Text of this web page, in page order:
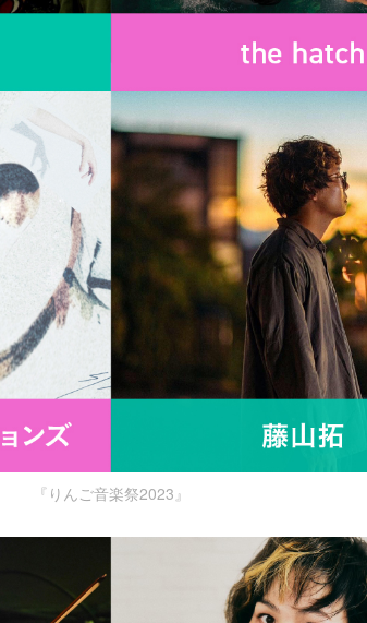
『りんご音楽祭2023』